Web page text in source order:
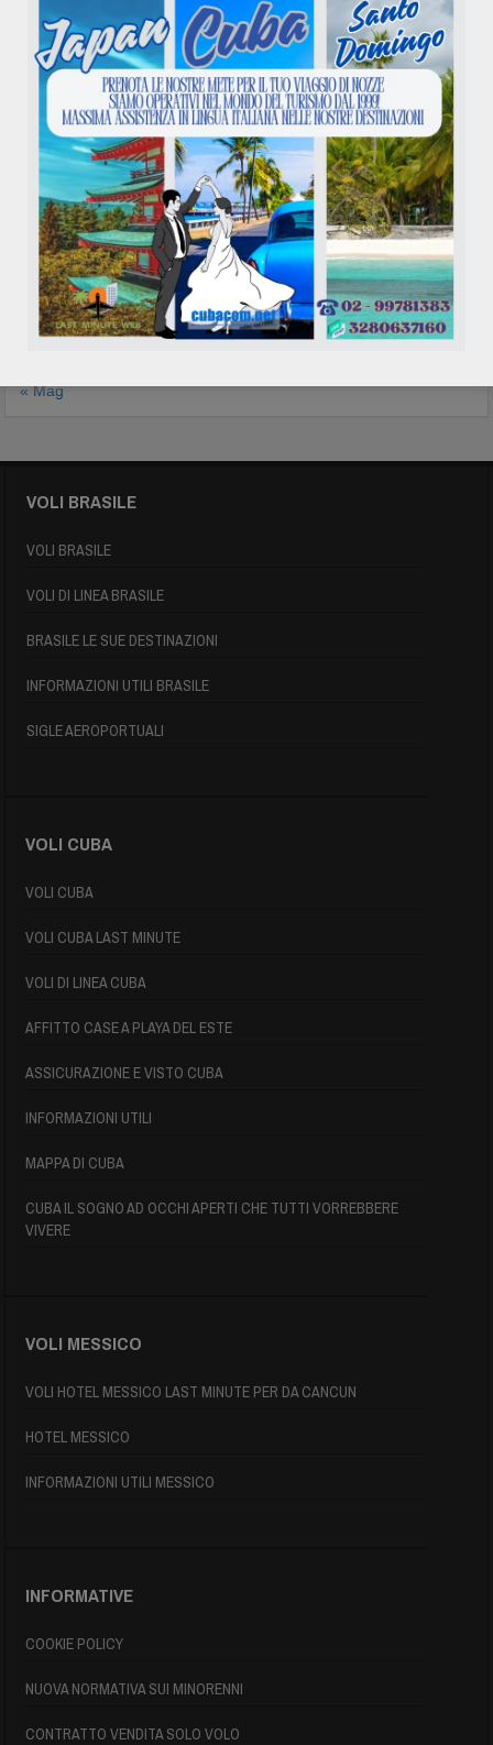
Calendario eventi
Agosto 2026
L M M G V S D
1 2
3 4 5 6 7 8 9
10 11 12 13 14 15 16
17 18 19 20 22 23
24 25 26 27 28 29 30
« Mag
VOLI BRASILE
VOLI BRASILE
VOLI DI LINEA BRASILE
BRASILE LE SUE DESTINAZIONI
INFORMAZIONI UTILI BRASILE
SIGLE AEROPORTUALI
VOLI CUBA
VOLI CUBA
VOLI CUBA LAST MINUTE
VOLI DI LINEA CUBA
AFFITTO CASE A PLAYA DEL ESTE
ASSICURAZIONE E VISTO CUBA
INFORMAZIONI UTILI
MAPPA DI CUBA
CUBA IL SOGNO AD OCCHI APERTI CHE TUTTI VORREBBERE
VIVERE
VOLI MESSICO
VOLI HOTEL MESSICO LAST MINUTE PER DA CANCUN
HOTEL MESSICO
INFORMAZIONI UTILI MESSICO
INFORMATIVE
COOKIE POLICY
NUOVA NORMATIVA SUI MINORENNI
CONTRATTO VENDITA SOLO VOLO